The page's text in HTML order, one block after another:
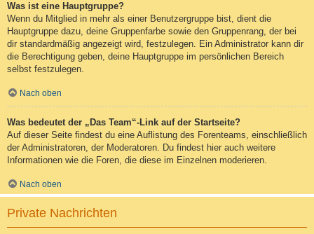
Was ist eine Hauptgruppe?
Wenn du Mitglied in mehr als einer Benutzergruppe bist, dient die
Hauptgruppe dazu, deine Gruppenfarbe sowie den Gruppenrang, der bei
dir standardmäßig angezeigt wird, festzulegen. Ein Administrator kann dir
die Berechtigung geben, deine Hauptgruppe im persönlichen Bereich
selbst festzulegen.
Nach oben
Was bedeutet der „Das Team“-Link auf der Startseite?
Auf dieser Seite findest du eine Auflistung des Forenteams, einschließlich
der Administratoren, der Moderatoren. Du findest hier auch weitere
Informationen wie die Foren, die diese im Einzelnen moderieren.
Nach oben
Private Nachrichten